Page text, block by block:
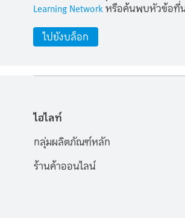
Learning Networkหรือค้นพบหัวข้อที่น่
ไปยังบล็อก
ไฮไลท์
กลุ่มผลิตภัณฑ์หลัก
ร้านค้าออนไลน์